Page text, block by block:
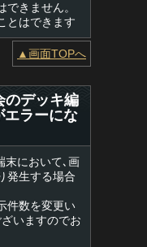
きません。
とはできます
▲画面TOPへ
のデッキ編
エラーにな
末において､画
発生する場合
件数を変更い
いますのでお